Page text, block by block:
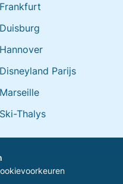
Frankfurt
Duisburg
Hannover
Disneyland Parijs
Marseille
Ski-Thalys